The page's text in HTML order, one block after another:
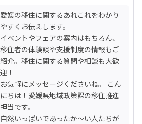
愛媛の移住に関するあれこれをわかり
やすくお伝えします。
イベントやフェアの案内はもちろん、
移住者の体験談や支援制度の情報もご
紹介。移住に関する質問や相談も大歓
迎！
お気軽にメッセージくださいね。 こん
にちは！愛媛県地域政策課の移住推進
担当です。
自然いっぱいであったか〜い人たちが